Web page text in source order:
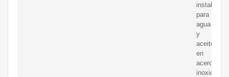
instalación
para
agua
y
aceite
en
acero
inoxidable.